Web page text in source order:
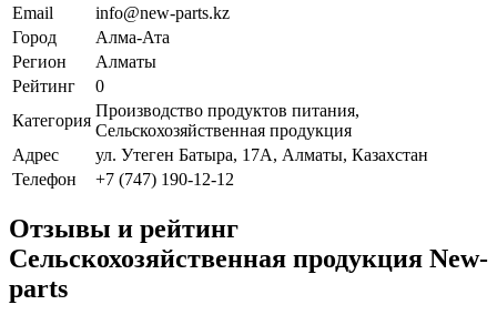
Email
info@new-parts.kz
Город
Алма-Ата
Регион
Алматы
Рейтинг
0
Категория
Производство продуктов питания,
Сельскохозяйственная продукция
Адрес
ул. Утеген Батыра, 17А, Алматы, Казахстан
Телефон
+7 (747) 190-12-12
Отзывы и рейтинг
Сельскохозяйственная продукция New-
parts